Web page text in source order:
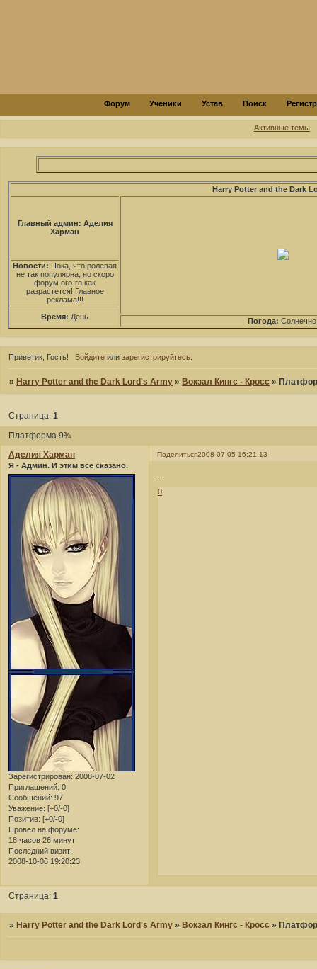
Форум Ученики Устав Поиск
Активные темы
Harry Potter and the Dark
Главный админ: Аделия
Харман
Новости: Пока, что ролевая
не так популярна, но скоро
форум ого-го как
разрастется! Главное
реклама!!!
Время: День Погода:
Приветик, Гость! Войдитеили зарегистрируйтесь.
»Harry Potter and the Dark Lord's Army »Вокзал Кингс - Кросс »
Платформа 9¾
Страница:1
Поделиться2008-07-05 16:21:13
Аделия Харман
Я - Админ. И этим все сказано.
Зарегистрирован: 2008-07-02
Приглашений: 0
Сообщений: 97
Уважение: [+0/-0]
Позитив: [+0/-0]
Провел на форуме:
18 часов 26 минут
Последний визит:
2008-10-06 19:20:23
0
Страница:1
» Harry Potter and the Dark Lord's Army » Вокзал Кингс - Кросс »